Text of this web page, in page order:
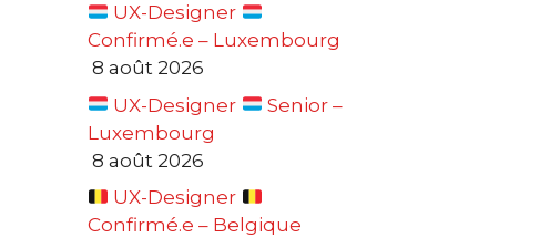
UX-Designer
Confirmé.e – Luxembourg
8 août 2026
UX-Designer
Senior –
Luxembourg
8 août 2026
UX-Designer
Confirmé.e – Belgique